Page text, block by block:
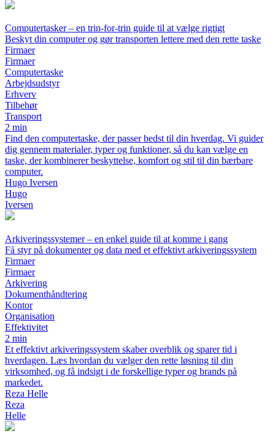
Computertasker – en trin-for-trin guide til at vælge rigtigt
Beskyt din computer og gør transporten lettere med den rette taske
Firmaer
Firmaer
Computertaske
Arbejdsudstyr
Erhverv
Tilbehør
Transport
2 min
Find den computertaske, der passer bedst til din hverdag. Vi guider
dig gennem materialer, typer og funktioner, så du kan vælge en
taske, der kombinerer beskyttelse, komfort og stil til din bærbare
computer.
Hugo Iversen
Hugo
Iversen
Arkiveringssystemer – en enkel guide til at komme i gang
Få styr på dokumenter og data med et effektivt arkiveringssystem
Firmaer
Firmaer
Arkivering
Dokumenthåndtering
Kontor
Organisation
Effektivitet
2 min
Et effektivt arkiveringssystem skaber overblik og sparer tid i
hverdagen. Læs hvordan du vælger den rette løsning til din
virksomhed, og få indsigt i de forskellige typer og brands på
markedet.
Reza Helle
Reza
Helle